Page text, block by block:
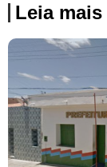
Leia mais